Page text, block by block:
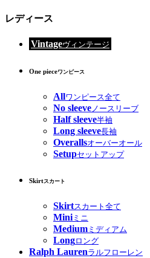
レディース
Vintageヴィンテージ
One pieceワンピース
Allワンピース全て
No sleeve ノースリーブ
Half sleeve半袖
Long sleeve長袖
Overallsオーバーオール
Setupセットアップ
Skirtスカート
Skirtスカート全て
Miniミニ
Medium ミディアム
Longロング
Ralph Laurenラルフローレン